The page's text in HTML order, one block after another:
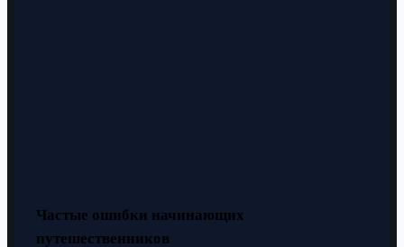
Частые ошибки начинающих
путешественников